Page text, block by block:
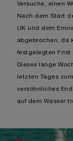
Versuche, einen
Nach dem Start
UK und dem
abgebrochen, da
festgelegten Frist
Dieses lange
letzten Tages
versöhnliches
auf dem Wasser